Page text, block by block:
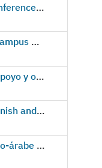
Call for Supporting CMN Conferences 2016-2017
CMN Committee Meeting (Campus Mare Nostrum) UPCT-UMU
Convocatoria CMN para el apoyo y organización de jornadas y congresos
III Bilateral Meeting of Spanish and Algerian Universities
Mujeres en la poesía hispano-árabe Encuentro con autoras en el marco del Festival Internacional de Poesía y Arte “Grito de Mujer 2017”